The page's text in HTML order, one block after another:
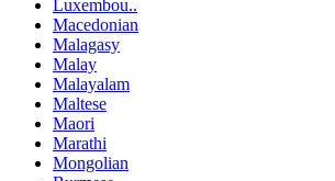
Luxembou..
Macedonian
Malagasy
Malay
Malayalam
Maltese
Maori
Marathi
Mongolian